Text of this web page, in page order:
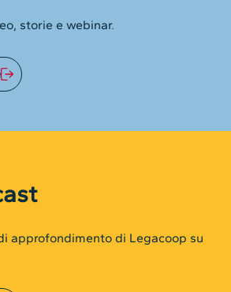
storie e webinar.
approfondimento di Legacoop su